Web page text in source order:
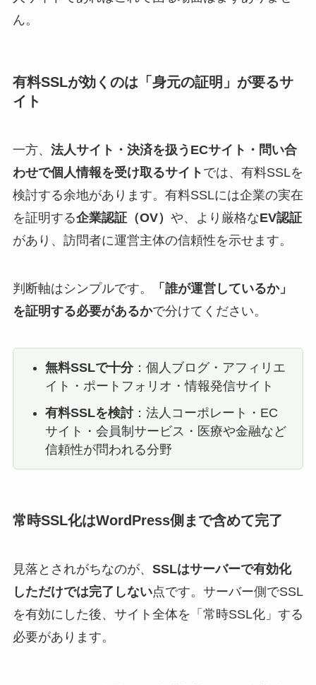
ん。
有料SSLが効くのは「身元の証明」が要るサ
イト
一方、 法人サイト・決済を扱うECサイト・問い合
わせで個人情報を受け取るサイト では、有料SSLを
検討する余地があります。有料SSLには企業の実在
を証明する企業認証（OV） や、より厳格なEV認証
があり、訪問者に運営主体の信頼性を示せます。
判断軸はシンプルです。
「誰が運営しているか」
を証明する必要があるかで分けてください。
無料SSLで十分：個人ブログ・アフィリエ
イト・ポートフォリオ・情報発信サイト
有料SSLを検討：法人コーポレート・EC
サイト・会員制サービス・医療や金融など
信頼性が問われる分野
常時SSL化はWordPress側まで含めて完了
見落とされがちなのが、 SSLはサーバーで有効化
しただけでは完了しない点です。サーバー側でSSL
を有効にした後、サイト全体を「常時SSL化」する
必要があります。